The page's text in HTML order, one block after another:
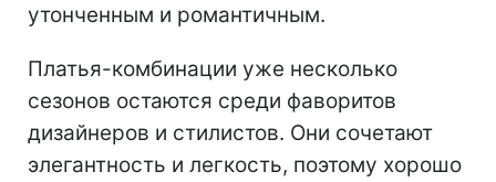
утонченным и романтичным.
Платья-комбинации уже несколько
сезонов остаются среди фаворитов
дизайнеров и стилистов. Они сочетают
элегантность и легкость, поэтому хорошо